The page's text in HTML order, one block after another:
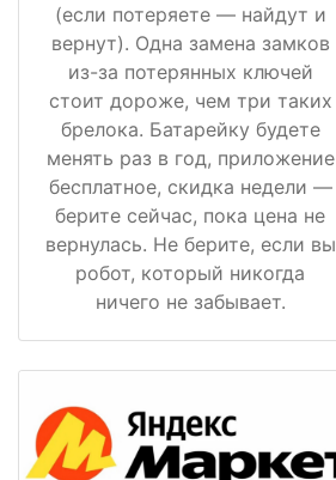
(если потеряете — найдут и
вернут). Одна замена замков
из-за потерянных ключей
стоит дороже, чем три таких
брелока. Батарейку будете
менять раз в год, приложение
бесплатное, скидка недели —
берите сейчас, пока цена не
вернулась. Не берите, если вы
робот, который никогда
ничего не забывает.